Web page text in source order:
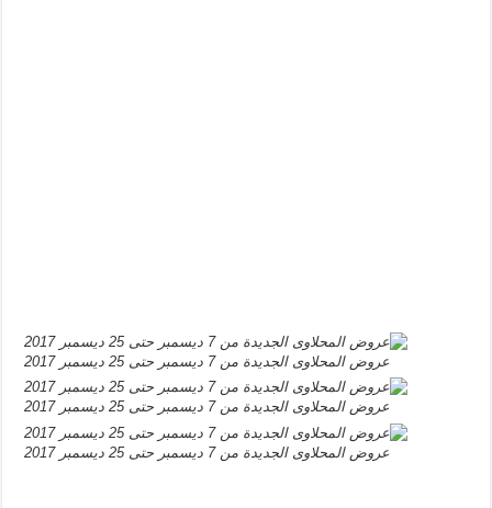
عروض المحلاوى الجديدة من 7 ديسمبر حتى 25 ديسمبر 2017
عروض المحلاوى الجديدة من 7 ديسمبر حتى 25 ديسمبر 2017
عروض المحلاوى الجديدة من 7 ديسمبر حتى 25 ديسمبر 2017